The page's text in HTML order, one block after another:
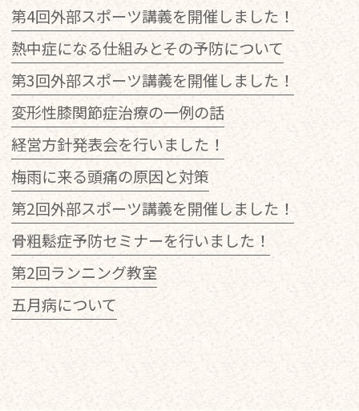
第4回外部スポーツ講義を開催しました！
熱中症になる仕組みとその予防について
第3回外部スポーツ講義を開催しました！
変形性膝関節症治療の一例の話
経営方針発表会を行いました！
梅雨に来る頭痛の原因と対策
第2回外部スポーツ講義を開催しました！
骨粗鬆症予防セミナーを行いました！
第2回ランニング教室
五月病について